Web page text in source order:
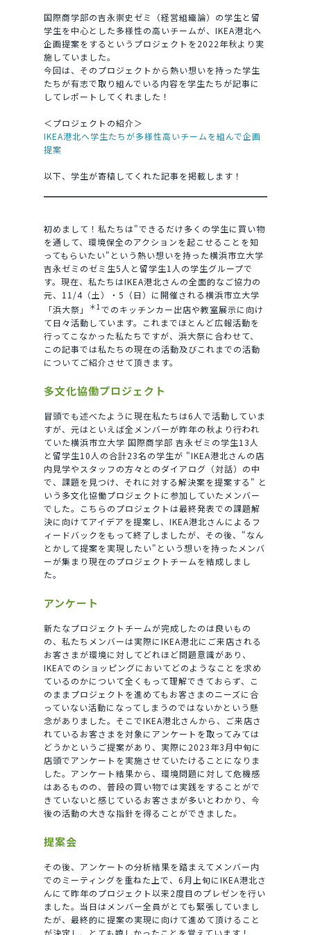
国際商学部の吉永崇史ゼミ（経営組織論）の学生と留
学生を中心とした多様性の高いチームが、IKEA港北へ
企画提案をするというプロジェクトを2022年秋より実
施していました。
今回は、そのプロジェクトから熱い想いを持った学生
たちが有志で取り組んでいる内容を学生たちが記事に
してレポートしてくれました！
＜プロジェクトの紹介＞
IKEA港北へ学生たちが多様性高いチームを組んで企画
提案
以下、学生が寄稿してくれた記事を掲載します！
初めまして！私たちは"できるだけ多くの学生に買い物
を通して、環境保全のアクションを起こせることを知
ってもらいたい"という熱い想いを持った横浜市立大学
吉永ゼミのゼミ生5人と留学生1人の学生グループで
す。現在、私たちはIKEA港北さんの全面的なご協力の
元、11/4（土）・5（日）に開催される横浜市立大学
「浜大祭」
＊1でのキッチンカー出店や教室展示に向け
て日々活動しています。これまでほとんど広報活動を
行ってこなかった私たちですが、浜大祭に合わせて、
この記事では私たちの現在の活動及びこれまでの活動
についてご紹介させて頂きます。
多文化協働プロジェクト
冒頭でも述べたように現在私たちは6人で活動していま
すが、元はといえば全メンバーが昨年の秋より行われ
ていた横浜市立大学 国際商学部 吉永ゼミの学生13人
と留学生10人の合計23名の学生が "IKEA港北さんの店
内見学やスタッフの方々とのダイアログ（対話）の中
で、課題を見つけ、それに対する解決案を提案する" と
いう多文化協働プロジェクトに参加していたメンバー
でした。こちらのプロジェクトは最終発表での課題解
決に向けてアイデアを提案し、IKEA港北さんによるフ
ィードバックをもって終了しましたが、その後、"なん
とかして提案を実現したい"という想いを持ったメンバ
ーが集まり現在のプロジェクトチームを結成しまし
た。
アンケート
新たなプロジェクトチームが完成したのは良いもの
の、私たちメンバーは実際にIKEA港北にご来店される
お客さまが環境に対してどれほど問題意識があり、
IKEAでのショッピングにおいてどのようなことを求め
ているのかについて全くもって理解できておらず、こ
のままプロジェクトを進めてもお客さまのニーズに合
っていない活動になってしまうのではないかという懸
念がありました。そこでIKEA港北さんから、ご来店さ
れているお客さまを対象にアンケートを取ってみては
どうかというご提案があり、実際に2023年3月中旬に
店頭でアンケートを実施させていたけることになりま
した。アンケート結果から、環境問題に対して危機感
はあるものの、普段の買い物では実践をすることがで
きていないと感じているお客さまが多いとわかり、今
後の活動の大きな指針を得ることができました。
提案会
その後、アンケートの分析結果を踏まえてメンバー内
でのミーティングを重ねた上で、6月上旬にIKEA港北さ
んにて昨年のプロジェクト以来2度目のプレゼンを行い
ました。当日はメンバー全員がとても緊張していまし
たが、最終的に提案の実現に向けて進めて頂けること
が決定し、とても嬉しかったことを覚えています！